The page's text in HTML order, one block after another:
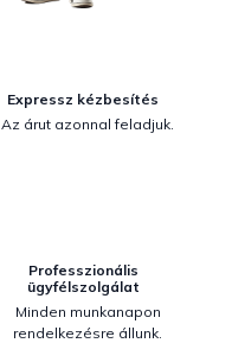
Expressz kézbesítés
Az árut azonnal feladjuk.
Professzionális
ügyfélszolgálat
Minden munkanapon
rendelkezésre állunk.